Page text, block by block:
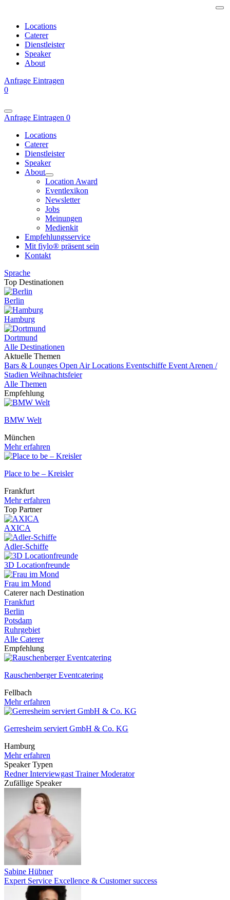
Locations
Caterer
Dienstleister
Speaker
About
Anfrage Eintragen
0
Anfrage Eintragen 0
Locations
Caterer
Dienstleister
Speaker
About
Location Award
Eventlexikon
Newsletter
Jobs
Meinungen
Medienkit
Empfehlungsservice
Mit fiylo® präsent sein
Kontakt
Sprache
Top Destinationen
Berlin
Hamburg
Dortmund
Alle Destinationen
Aktuelle Themen
Bars & Lounges Open Air Locations Eventschiffe Event Arenen /
Stadien Weihnachtsfeier
Alle Themen
Empfehlung
BMW Welt
München
Mehr erfahren
Place to be – Kreisler
Frankfurt
Mehr erfahren
Top Partner
AXICA
Adler-Schiffe
3D Locationfreunde
Frau im Mond
Caterer nach Destination
Frankfurt
Berlin
Potsdam
Ruhrgebiet
Alle Caterer
Empfehlung
Rauschenberger Eventcatering
Fellbach
Mehr erfahren
Gerresheim serviert GmbH & Co. KG
Hamburg
Mehr erfahren
Speaker Typen
RednerInterviewgast TrainerModerator
Zufällige Speaker
Sabine Hübner
Expert Service Excellence & Customer success